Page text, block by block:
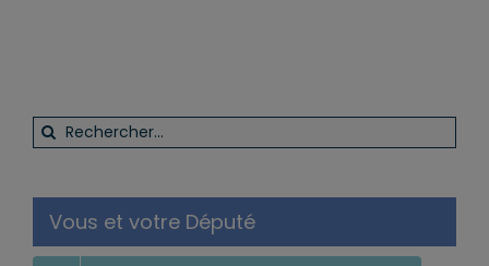
Rechercher:
Vous et votre Député